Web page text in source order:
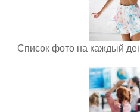
Список фото на каждый